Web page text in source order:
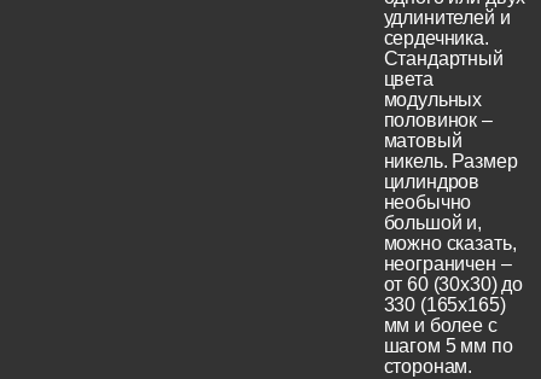
удлинителей и
сердечника.
Стандартный
цвета
модульных
половинок –
матовый
никель. Размер
цилиндров
необычно
большой и,
можно сказать,
неограничен –
от 60 (30x30) до
330 (165х165)
мм и более с
шагом 5 мм по
сторонам.